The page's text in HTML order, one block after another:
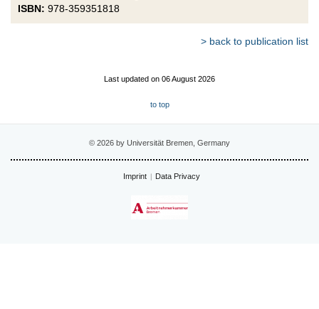
ISBN: 978-359351818
> back to publication list
Last updated on 06 August 2026
to top
© 2026 by Universität Bremen, Germany
Imprint Data Privacy